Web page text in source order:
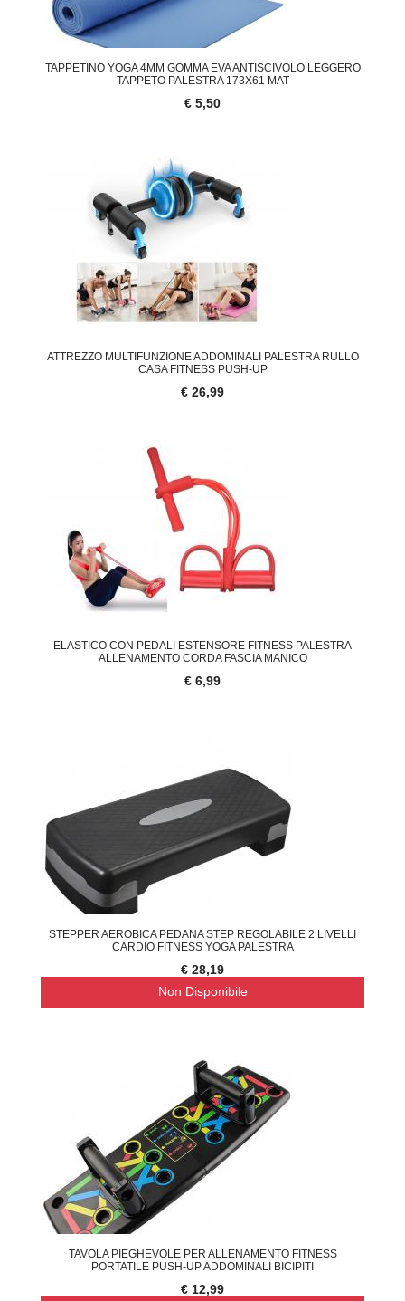
TAPPETINO YOGA 4MM GOMMA EVA ANTISCIVOLO LEGGERO
TAPPETO PALESTRA 173X61 MAT
€ 5,50
ATTREZZO MULTIFUNZIONE ADDOMINALI PALESTRA RULLO
CASA FITNESS PUSH-UP
€ 26,99
ELASTICO CON PEDALI ESTENSORE FITNESS PALESTRA
ALLENAMENTO CORDA FASCIA MANICO
€ 6,99
STEPPER AEROBICA PEDANA STEP REGOLABILE 2 LIVELLI
CARDIO FITNESS YOGA PALESTRA
€ 28,19
Non Disponibile
TAVOLA PIEGHEVOLE PER ALLENAMENTO FITNESS
PORTATILE PUSH-UP ADDOMINALI BICIPITI
€ 12,99